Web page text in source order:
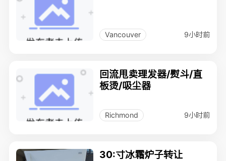
Vancouver 9小时前
回流甩卖理发器/熨斗/直
板烫/吸尘器
Richmond 9小时前
30:寸冰霜炉子转让